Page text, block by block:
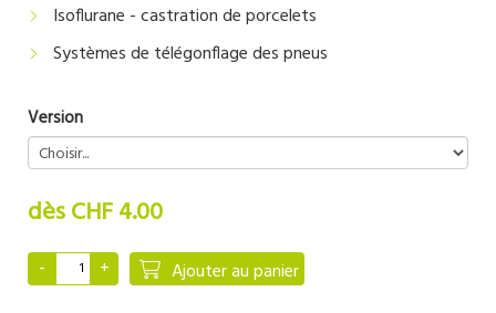
Isoflurane - castration de porcelets
Systèmes de télégonflage des pneus
Version
dès CHF 4.00
Ajouter au panier